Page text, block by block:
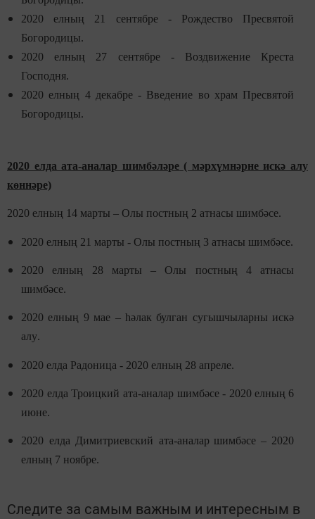
2020 елның 21 сентябре - Рождество Пресвятой
Богородицы.
2020 елның 27 сентябре - Воздвижение Креста
Господня.
2020 елның 4 декабре - Введение во храм Пресвятой
Богородицы.
2020 елда ата-аналар шимбәләре ( мәрхүмнәрне искә алу
көннәре)
2020 елның 14 марты – Олы постның 2 атнасы шимбәсе.
2020 елның 21 марты - Олы постның 3 атнасы шимбәсе.
2020 елның 28 марты – Олы постның 4 атнасы
шимбәсе.
2020 елның 9 мае – һәлак булган сугышчыларны искә
алу.
2020 елда Радоница - 2020 елның 28 апреле.
2020 елдаТроицкий ата-аналар шимбәсе- 2020 елның 6
июне.
2020 елда Димитриевский ата-аналар шимбәсе – 2020
елның 7 ноябре.
Следите за самым важным и интересным в